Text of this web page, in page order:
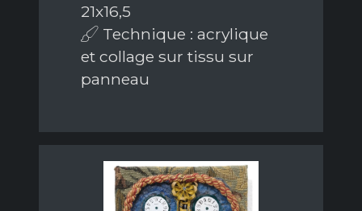
21x16,5
Technique : acrylique
et collage sur tissu sur
panneau